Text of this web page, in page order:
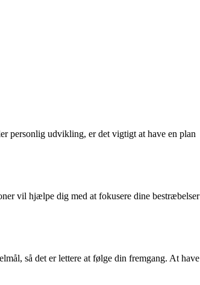
personlig udvikling, er det vigtigt at have en plan
vil hjælpe dig med at fokusere dine bestræbelser
så det er lettere at følge din fremgang. At have